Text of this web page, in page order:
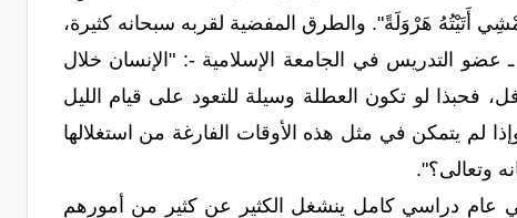
أَتَيْتُهُ هَرْوَلَةً". والطرق المفضية لقربه سبحانه كثيرة،
التدريس في الجامعة الإسلامية -: "الإنسان خلال
فحبذا لو تكون العطلة وسيلة للتعود على قيام الليل
لم يتمكن في مثل هذه الأوقات الفارغة من استغلالها
وتعالى؟".
منّا في الإجابة عنه. تقول الأخت "أمل العلـي" ـ21 سنة-: "في عام دراسي كامل ينشغل الكثير عن كثير من أمورهم